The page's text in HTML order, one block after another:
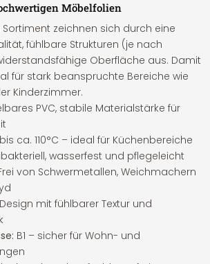
Möbelfolien
zeichnen sich durch eine
fühlbare Strukturen (je nach
Oberfläche aus. Damit
für stark beanspruchte Bereiche wie
Kinderzimmer.
PVC, stabile Materialstärke für
bis ca. 110°C – ideal für Küchenbereiche
wasserfest und pflegeleicht
von Schwermetallen, Weichmachern
mit fühlbarer Textur und
B1 – sicher für Wohn- und